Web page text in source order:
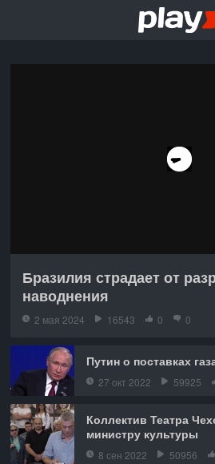
Бразилия страдает от
наводнения
2 мая 2024 16543 0 0
Путин о поставках
27 окт 2022 59925
Коллектив Театра
министру культуры
8 сен 2022 50956